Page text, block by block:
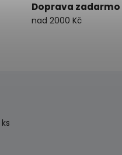
Doprava zadarmo
nad 2000 Kč